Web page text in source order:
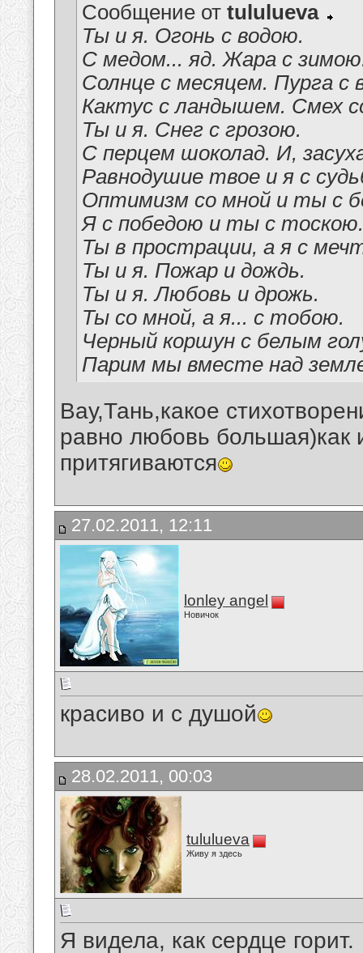
Сообщение от tululueva
Ты и я. Огонь с водою.
С медом... яд. Жара с
Солнце с месяцем. Пурга с
Кактус с ландышем. Смех
Ты и я. Снег с грозою.
С перцем шоколад. И,
Равнодушие твое и я с
Оптимизм со мной и ты с
Я с победою и ты с тоскою.
Ты в прострации, а я с
Ты и я. Пожар и дождь.
Ты и я. Любовь и дрожь.
Ты со мной, а я... с тобою.
Черный коршун с белым
Парим мы вместе над
Вау,Тань,какое
равно любовь большая)как
притягиваются
27.02.2011, 12:11
lonley angel
Новичок
красиво и с душой
28.02.2011, 00:03
tululueva
Живу я здесь
Я видела, как сердце горит.